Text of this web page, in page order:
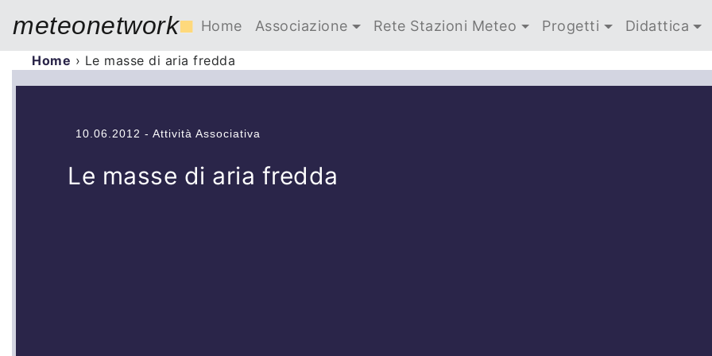
meteonetwork■ Home Associazione Rete Stazioni Meteo Progetti Didattica
Home › Le masse di aria fredda
10.06.2012 - Attività Associativa
Le masse di aria fredda